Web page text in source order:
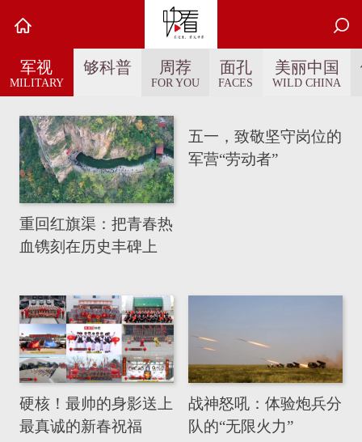
军视
MILITARY
够科普 周荐
FOR YOU
面孔
FACES
美丽中国
WILD CHINA
重回红旗渠：把青春热
血镌刻在历史丰碑上
五一，致敬坚守岗位的
军营“劳动者”
硬核！最帅的身影送上
最真诚的新春祝福
战神怒吼：体验炮兵分
队的“无限火力”